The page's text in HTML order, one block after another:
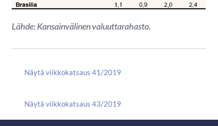
Lähde: Kansainvälinen valuuttarahasto.
Näytä viikkokatsaus 41/2019
Näytä viikkokatsaus 43/2019